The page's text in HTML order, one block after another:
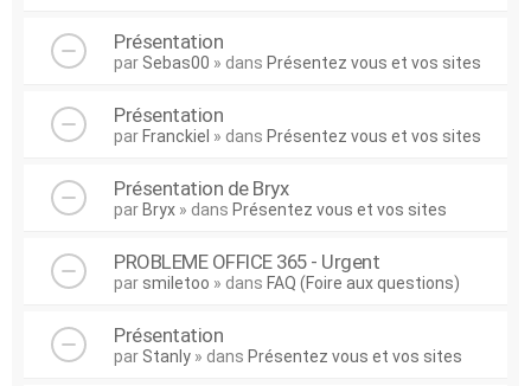
Présentation
par Sebas00 » dans Présentez vous et vos sites
Présentation
par Franckiel » dans Présentez vous et vos sites
Présentation de Bryx
par Bryx » dans Présentez vous et vos sites
PROBLEME OFFICE 365 - Urgent
par smiletoo » dans FAQ (Foire aux questions)
Présentation
par Stanly » dans Présentez vous et vos sites